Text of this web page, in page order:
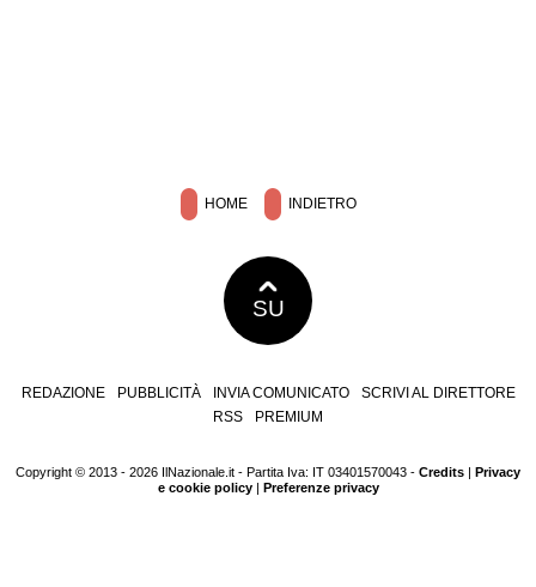
HOME INDIETRO
SU
REDAZIONE PUBBLICITÀ INVIA COMUNICATO
SCRIVI AL DIRETTORE
RSS
PREMIUM
Copyright © 2013 - 2026 IlNazionale.it - Partita Iva: IT 03401570043 - Credits | Privacy
e cookie policy| Preferenze privacy